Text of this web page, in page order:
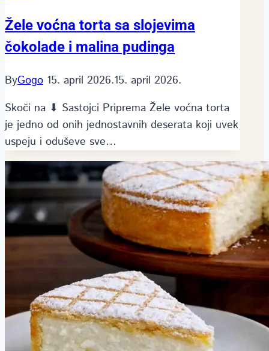
Žele voćna torta sa slojevima
čokolade i malina pudinga
ByGogo 15. april 2026.15. april 2026.
Skoči na ⬇ Sastojci Priprema Žele voćna torta
je jedno od onih jednostavnih deserata koji uvek
uspeju i oduševe sve…